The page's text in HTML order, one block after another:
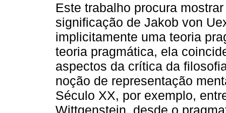
Este trabalho procura
significação de Jakob von
implicitamente uma teoria
teoria pragmática, ela
aspectos da crítica da
noção de representação
Século XX, por exemplo,
Wittgenstein, desde o